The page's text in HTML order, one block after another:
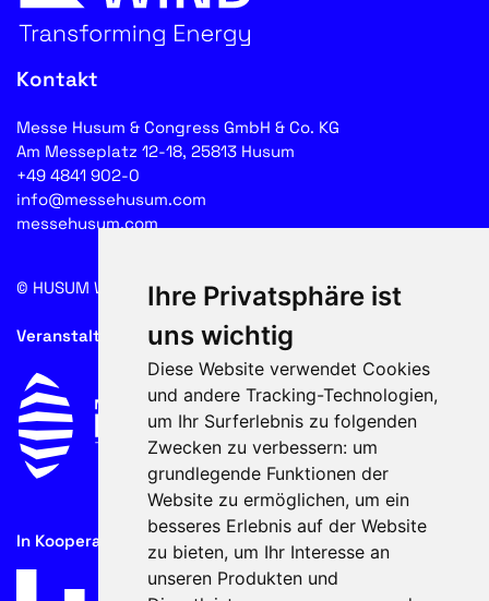
Ihre Privatsphäre ist
uns wichtig
Diese Website verwendet Cookies
und andere Tracking-Technologien,
um Ihr Surferlebnis zu folgenden
Zwecken zu verbessern: um
grundlegende Funktionen der
Website zu ermöglichen, um ein
besseres Erlebnis auf der Website
zu bieten, um Ihr Interesse an
unseren Produkten und
Kontakt
Messe Husum & Congress GmbH & Co. KG
Am Messeplatz 12-18, 25813 Husum
+49 4841 902-0
info@messehusum.com
messehusum.com
© HUSUM WIND 2026Cookie
Veranstalter
In Kooperation mit